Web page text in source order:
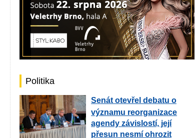
Politika
Senát otevřel debatu o
významu reorganizace
agendy závislostí, její
přesun nesmí ohrozit